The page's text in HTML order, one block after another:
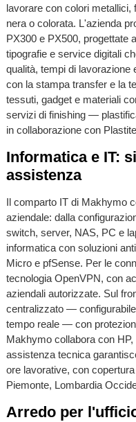
lavorare con colori
nera o colorata. L'azienda
PX300 e PX500, progettate
tipografie e service digitali
qualità, tempi di
con la stampa transfer e la
tessuti, gadget e materiali
servizi di finishing —
in collaborazione con
Informatica e IT:
assistenza
Il comparto IT di Makhymo
aziendale: dalla
switch, server, NAS, PC e
informatica con soluzioni
Micro e pfSense. Per le
tecnologia OpenVPN, con
aziendali autorizzate. Sul
centralizzato —
tempo reale — con
Makhymo collabora con
assistenza tecnica
ore lavorative, con
Piemonte, Lombardia
Arredo per